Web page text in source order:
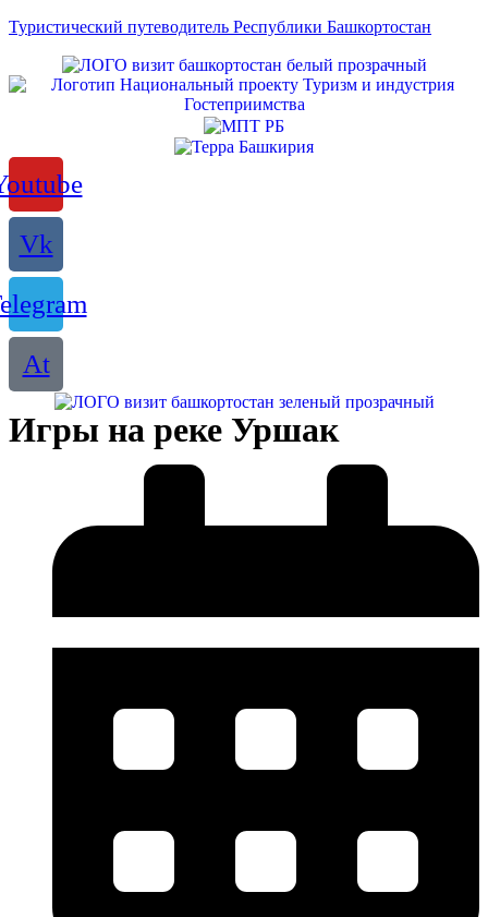
Туристический путеводитель Республики Башкортостан
Vk
At
Игры на реке Уршак